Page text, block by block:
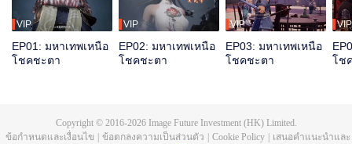
VIP
EP01: มหาเทพเหนือ
โชคชะตา
VIP
EP02: มหาเทพเหนือ
โชคชะตา
VIP
EP03: มหาเทพเหนือ
โชคชะตา
VIP
โช
Copyright © 2016-2026Image Future Investment (HK) Limited.
ข้อกำหนดและเงื่อนไข
ข้อตกลงความเป็นส่วนตัว Cookie Policy
เสนอคำแนะนำและ